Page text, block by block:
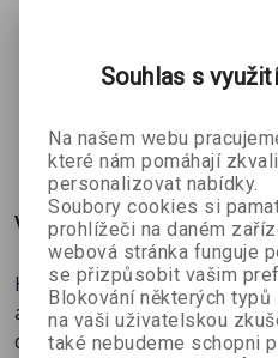
Alena Isabella
240 Kč 320 Kč
Alena
215 Kč
Více o knize
Hedvábí patří mezi oblíbené
a batikované hedvábí
doplněk, ale také základ pro
Souhlas s
Na našem webu
které nám pomáhají
personalizovat nabídky.
Soubory cookies si
prohlížeči na daném
webová stránka funguje
se přizpůsobit vašim
Blokování některých
na vaši uživatelskou
také nebudeme schopni